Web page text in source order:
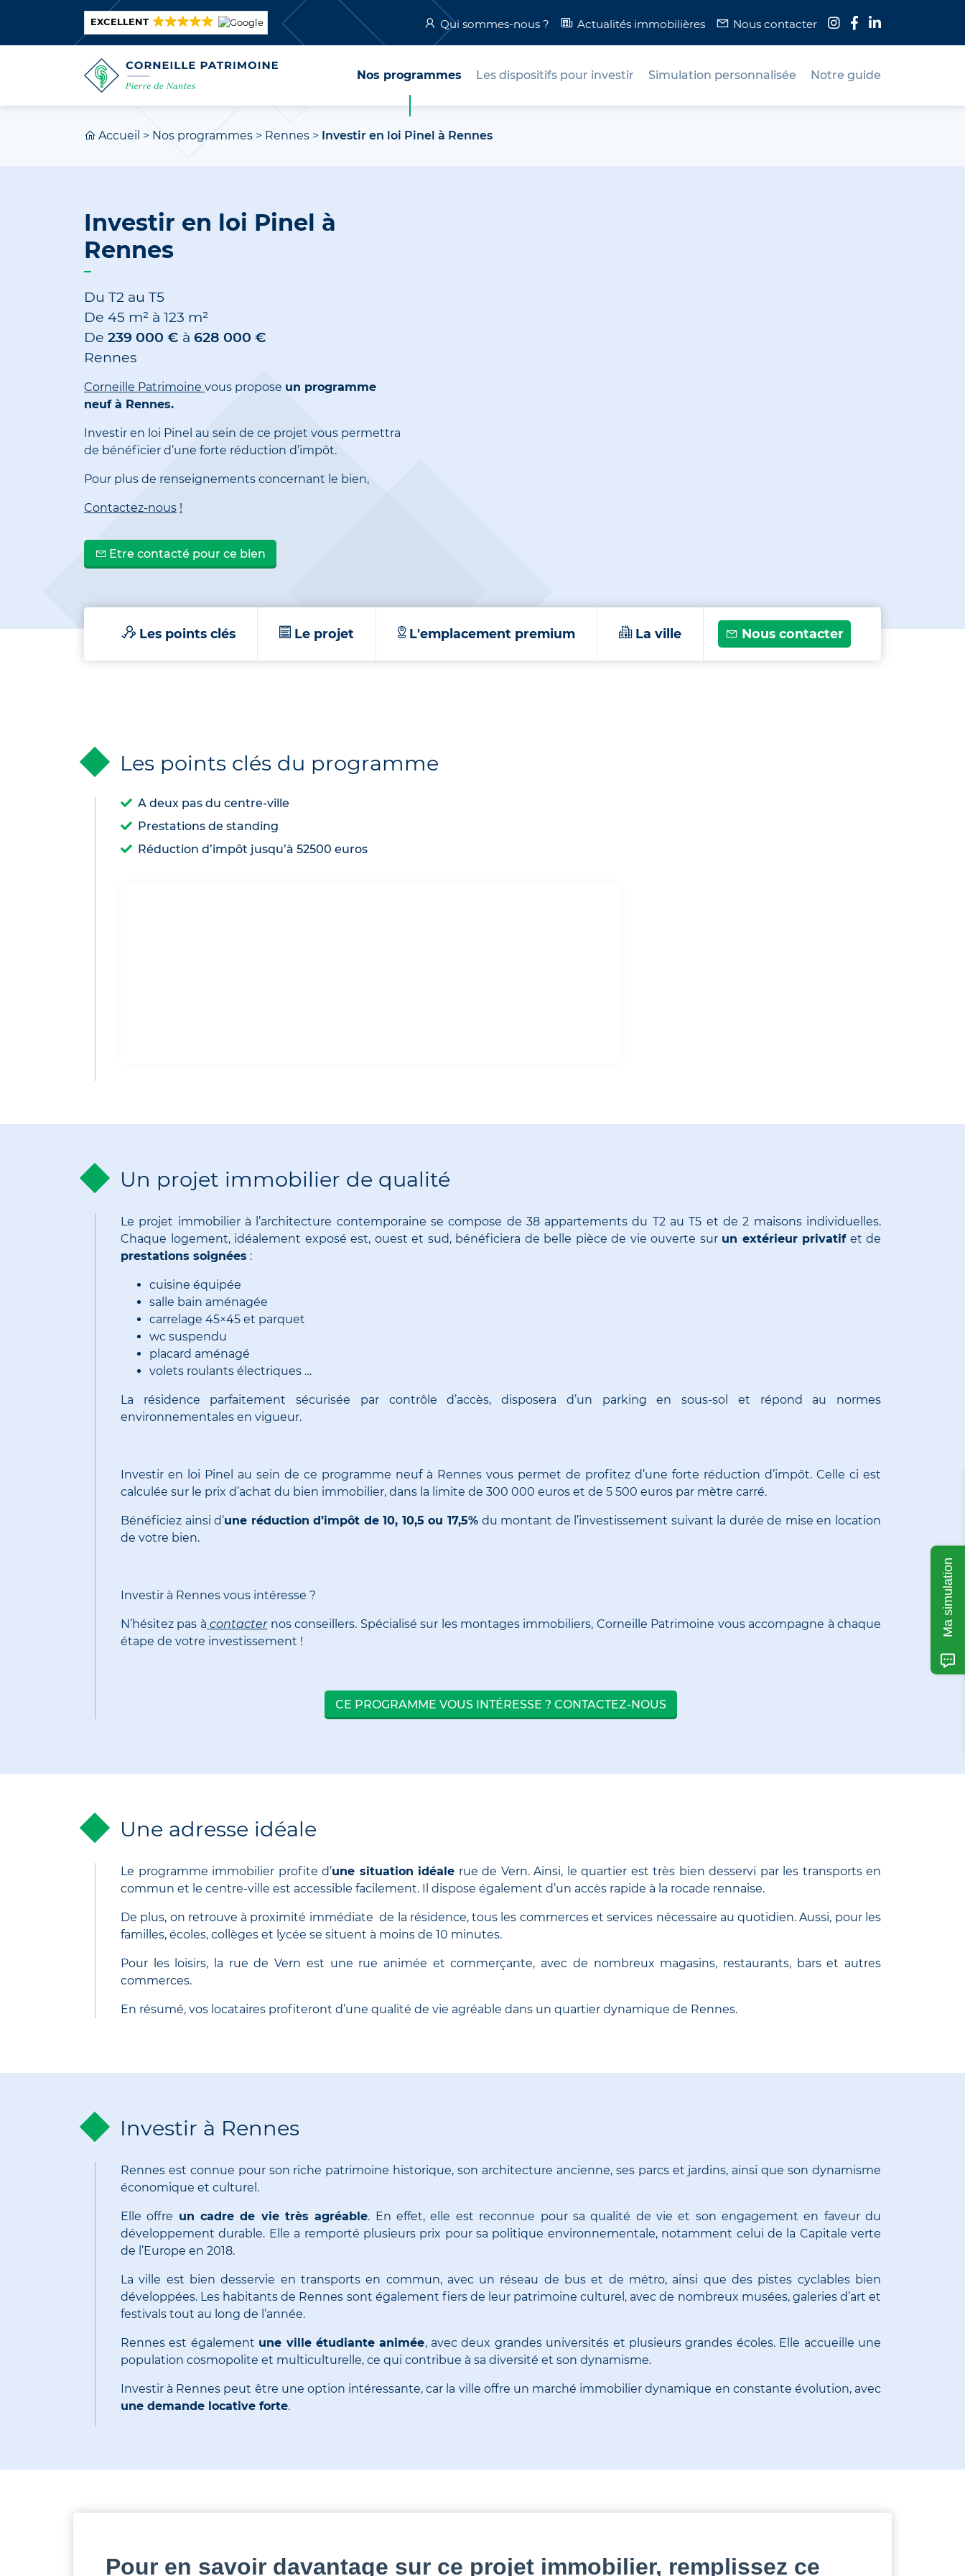
EXCELLENT Qui sommes-nous ? Actualités immobilières Nous contacter
Nos programmes Les dispositifs pour investir Simulation personnalisée Notre guide
Accueil > Nos programmes > Rennes > Investir en loi Pinel à Rennes
Investir en loi Pinel à
Rennes
Du T2 au T5
De 45 m² à 123 m²
De 239 000 € à 628 000 €
Rennes
Corneille Patrimoine vous propose un programme
neuf à Rennes.
Investir en loi Pinel au sein de ce projet vous permettra
de bénéficier d’une forte réduction d’impôt.
Pour plus de renseignements concernant le bien,
Contactez-nous !
Etre contacté pour ce bien
Les points clés Le projet L'emplacement premium La ville Nous contacter
Les points clés du programme
A deux pas du centre-ville
Prestations de standing
Réduction d’impôt jusqu’à 52500 euros
Un projet immobilier de qualité
Le projet immobilier à l’architecture contemporaine se compose de 38 appartements du T2 au T5 et de 2 maisons individuelles.
Chaque logement, idéalement exposé est, ouest et sud, bénéficiera de belle pièce de vie ouverte sur un extérieur privatifet de
prestations soignées :
cuisine équipée
salle bain aménagée
carrelage 45×45 et parquet
wc suspendu
placard aménagé
volets roulants électriques …
La résidence parfaitement sécurisée par contrôle d’accès, disposera d’un parking en sous-sol et répond au normes
environnementales en vigueur.
Investir en loi Pinel au sein de ce programme neuf à Rennes vous permet de profitez d’une forte réduction d’impôt. Celle ci est
calculée sur le prix d’achat du bien immobilier, dans la limite de 300 000 euros et de 5 500 euros par mètre carré.
Bénéficiez ainsi d’une réduction d’impôt de 10, 10,5 ou 17,5%du montant de l’investissement suivant la durée de mise en location
de votre bien.
Investir à Rennes vous intéresse ?
N’hésitez pas à contacter nos conseillers. Spécialisé sur les montages immobiliers, Corneille Patrimoine vous accompagne à chaque
étape de votre investissement !
CE PROGRAMME VOUS INTÉRESSE ? CONTACTEZ-NOUS
Une adresse idéale
Le programme immobilier profite d’une situation idéale rue de Vern. Ainsi, le quartier est très bien desservi par les transports en
commun et le centre-ville est accessible facilement. Il dispose également d’un accès rapide à la rocade rennaise.
De plus, on retrouve à proximité immédiate de la résidence, tous les commerces et services nécessaire au quotidien. Aussi, pour les
familles, écoles, collèges et lycée se situent à moins de 10 minutes.
Pour les loisirs, la rue de Vern est une rue animée et commerçante, avec de nombreux magasins, restaurants, bars et autres
commerces.
En résumé, vos locataires profiteront d’une qualité de vie agréable dans un quartier dynamique de Rennes.
Investir à Rennes
Rennes est connue pour son riche patrimoine historique, son architecture ancienne, ses parcs et jardins, ainsi que son dynamisme
économique et culturel.
Elle offre un cadre de vie très agréable. En effet, elle est reconnue pour sa qualité de vie et son engagement en faveur du
développement durable. Elle a remporté plusieurs prix pour sa politique environnementale, notamment celui de la Capitale verte
de l’Europe en 2018.
La ville est bien desservie en transports en commun, avec un réseau de bus et de métro, ainsi que des pistes cyclables bien
développées. Les habitants de Rennes sont également fiers de leur patrimoine culturel, avec de nombreux musées, galeries d’art et
festivals tout au long de l’année.
Rennes est également une ville étudiante animée, avec deux grandes universités et plusieurs grandes écoles. Elle accueille une
population cosmopolite et multiculturelle, ce qui contribue à sa diversité et son dynamisme.
Investir à Rennes peut être une option intéressante, car la ville offre un marché immobilier dynamique en constante évolution, avec
une demande locative forte.
Ma simulation